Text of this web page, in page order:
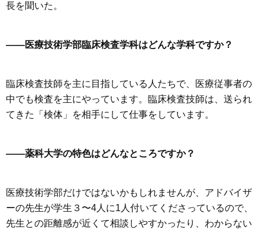
長を聞いた。
——医療技術学部臨床検査学科はどんな学科ですか？
臨床検査技師を主に目指している人たちで、医療従事者の
中でも検査を主にやっています。臨床検査技師は、送られ
てきた「検体」を相手にして仕事をしています。
——薬科大学の特色はどんなところですか？
医療技術学部だけではないかもしれませんが、アドバイザ
ーの先生が学生３〜4人に1人付いてくださっているので、
先生との距離感が近くて相談しやすかったり、わからない